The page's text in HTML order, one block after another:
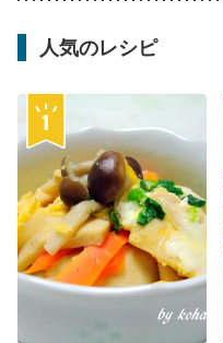
人気のレシピ